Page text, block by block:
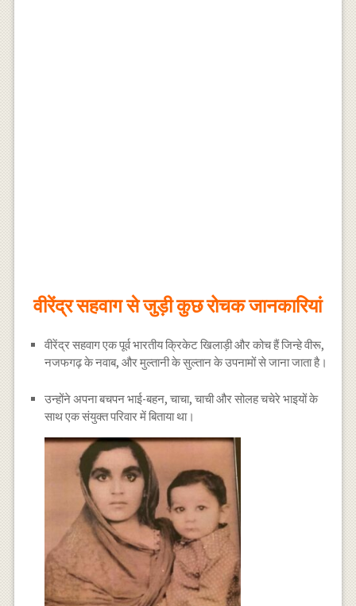
वीरेंद्र सहवाग से जुड़ी कुछ रोचक जानकारियां
वीरेंद्र सहवाग एक पूर्व भारतीय क्रिकेट खिलाड़ी और कोच हैं जिन्हे वीरू,
नजफगढ़ के नवाब, और मुल्तानी के सुल्तान के उपनामों से जाना जाता है।
उन्होंने अपना बचपन भाई-बहन, चाचा, चाची और सोलह चचेरे भाइयों के
साथ एक संयुक्त परिवार में बिताया था।